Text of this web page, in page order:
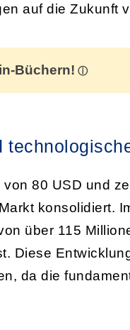
auf die Zukunft
Büchern!
80 USD und
konsolidiert.
über 115
Diese
da die